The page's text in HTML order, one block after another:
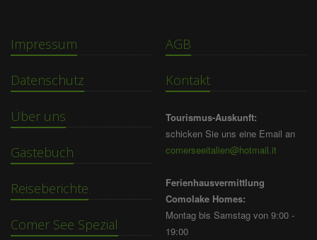
Impressum
Datenschutz
Über uns
Gästebuch
Reiseberichte
Comer See Spezial
AGB
Kontakt
Tourismus-Auskunft:
schicken Sie uns eine Email an
comerseeitalien@hotmail.it
Ferienhausvermittlung
Comolake Homes:
Montag bis Samstag von 9:00 -
19:00